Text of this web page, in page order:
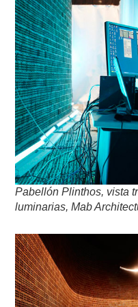
Pabellón Plinthos, vista
luminarias, Mab